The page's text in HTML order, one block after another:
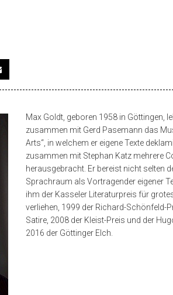
Max Goldt, geboren 1958 in Göttingen,
zusammen mit Gerd Pasemann das
Arts“, in welchem er eigene Texte
zusammen mit Stephan Katz mehrere
herausgebracht. Er bereist nicht selten
Sprachraum als Vortragender eigener
ihm der Kasseler Literaturpreis für
verliehen, 1999 der Richard-Schönfeld-
Satire, 2008 der Kleist-Preis und der
2016 der Göttinger Elch.